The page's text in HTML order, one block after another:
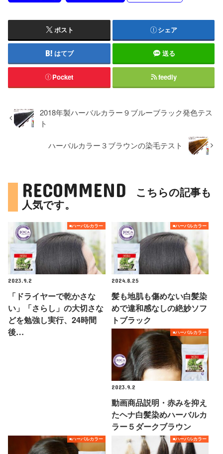
ポスト シェア
はてブ 送る
Pocket feedly
2018年製ハーバルカラー９ブルーブラック発色テス
ト
ハーバルカラー３ブラウンの染毛テスト
RECOMMEND
こちらの記事も
人気です。
■ハーバルカラー
2023.9.2
「ドライヤーで乾かさな
い」「さらし」の大切さな
どを勉強し実行、24時間
後…
■ハーバルカラー
2024.8.25
髪も地肌も傷めない白髪染
めで違和感なしの絶妙ソフ
トブラック
■ハーバルカラー
2023.9.2
動画商品説明・赤みを抑え
たヘナ白髪染めハーバルカ
ラー５ダークブラウン
■ハーバルカラー ■ハーバルカラー